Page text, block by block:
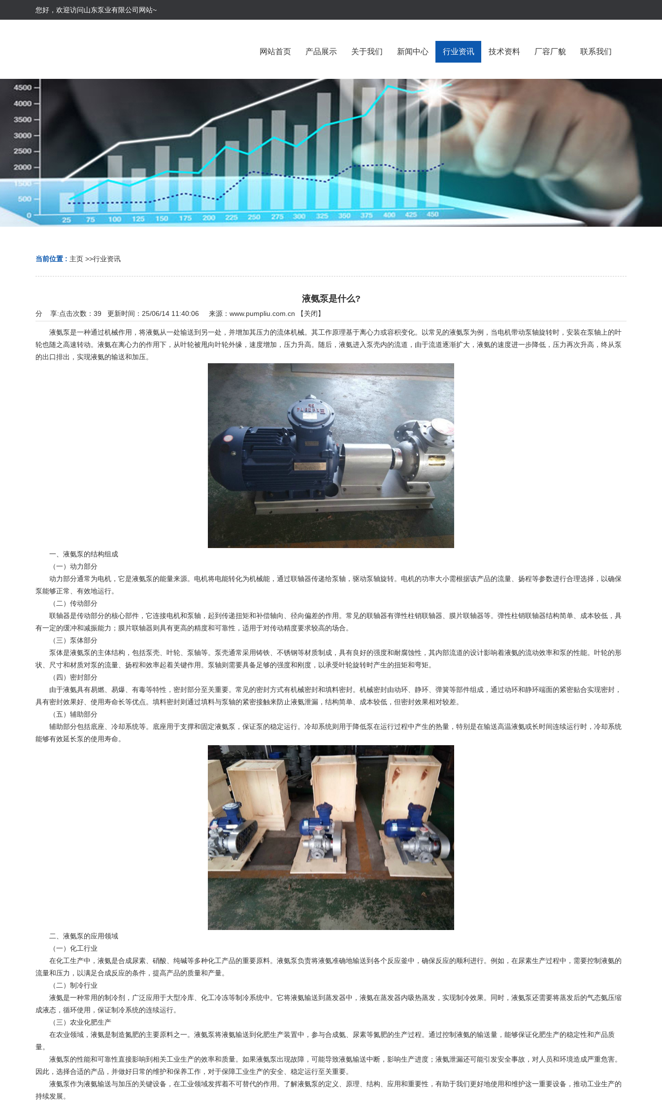
您好，欢迎访问山东泵业有限公司网站~
网站首页 产品展示 关于我们 新闻中心 行业资讯 技术资料 厂容厂貌 联系我们
当前位置 : 主页 >>行业资讯
液氨泵是什么?
点击次数： 39 更新时间：25/06/14 11:40:06 来源： www.pumpliu.com.cn 【关闭】
分 享:
液氨泵是一种通过机械作用，将液氨从一处输送到另一处，并增加其压力的流体机械。其工作原理基于离心力或容积变化。以常见的液氨泵为例，当电机带动泵轴旋转时，安装在泵轴上的叶
轮也随之高速转动。液氨在离心力的作用下，从叶轮被甩向叶轮外缘，速度增加，压力升高。随后，液氨进入泵壳内的流道，由于流道逐渐扩大，液氨的速度进一步降低，压力再次升高，终从泵
的出口排出，实现液氨的输送和加压。
一、液氨泵的结构组成
（一）动力部分
动力部分通常为电机，它是液氨泵的能量来源。电机将电能转化为机械能，通过联轴器传递给泵轴，驱动泵轴旋转。电机的功率大小需根据该产品的流量、扬程等参数进行合理选择，以确保
泵能够正常、有效地运行。
（二）传动部分
联轴器是传动部分的核心部件，它连接电机和泵轴，起到传递扭矩和补偿轴向、径向偏差的作用。常见的联轴器有弹性柱销联轴器、膜片联轴器等。弹性柱销联轴器结构简单、成本较低，具
有一定的缓冲和减振能力；膜片联轴器则具有更高的精度和可靠性，适用于对传动精度要求较高的场合。
（三）泵体部分
泵体是液氨泵的主体结构，包括泵壳、叶轮、泵轴等。泵壳通常采用铸铁、不锈钢等材质制成，具有良好的强度和耐腐蚀性，其内部流道的设计影响着液氨的流动效率和泵的性能。叶轮的形
状、尺寸和材质对泵的流量、扬程和效率起着关键作用。泵轴则需要具备足够的强度和刚度，以承受叶轮旋转时产生的扭矩和弯矩。
（四）密封部分
由于液氨具有易燃、易爆、有毒等特性，密封部分至关重要。常见的密封方式有机械密封和填料密封。机械密封由动环、静环、弹簧等部件组成，通过动环和静环端面的紧密贴合实现密封，
具有密封效果好、使用寿命长等优点。填料密封则通过填料与泵轴的紧密接触来防止液氨泄漏，结构简单、成本较低，但密封效果相对较差。
（五）辅助部分
辅助部分包括底座、冷却系统等。底座用于支撑和固定液氨泵，保证泵的稳定运行。冷却系统则用于降低泵在运行过程中产生的热量，特别是在输送高温液氨或长时间连续运行时，冷却系统
能够有效延长泵的使用寿命。
二、液氨泵的应用领域
（一）化工行业
在化工生产中，液氨是合成尿素、硝酸、纯碱等多种化工产品的重要原料。液氨泵负责将液氨准确地输送到各个反应釜中，确保反应的顺利进行。例如，在尿素生产过程中，需要控制液氨的
流量和压力，以满足合成反应的条件，提高产品的质量和产量。
（二）制冷行业
液氨是一种常用的制冷剂，广泛应用于大型冷库、化工冷冻等制冷系统中。它将液氨输送到蒸发器中，液氨在蒸发器内吸热蒸发，实现制冷效果。同时，液氨泵还需要将蒸发后的气态氨压缩
成液态，循环使用，保证制冷系统的连续运行。
（三）农业化肥生产
在农业领域，液氨是制造氮肥的主要原料之一。液氨泵将液氨输送到化肥生产装置中，参与合成氨、尿素等氮肥的生产过程。通过控制液氨的输送量，能够保证化肥生产的稳定性和产品质
量。
液氨泵的性能和可靠性直接影响到相关工业生产的效率和质量。如果液氨泵出现故障，可能导致液氨输送中断，影响生产进度；液氨泄漏还可能引发安全事故，对人员和环境造成严重危害。
因此，选择合适的产品，并做好日常的维护和保养工作，对于保障工业生产的安全、稳定运行至关重要。
液氨泵作为液氨输送与加压的关键设备，在工业领域发挥着不可替代的作用。了解液氨泵的定义、原理、结构、应用和重要性，有助于我们更好地使用和维护这一重要设备，推动工业生产的
持续发展。